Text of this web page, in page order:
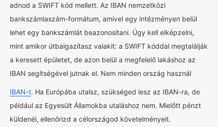
adnod a SWIFT kód mellett. Az IBAN nemzetközi
bankszámlaszám-formátum, amivel egy intézményen belül
lehet egy bankszámlát beazonosítani. Úgy kell elképzelni,
mint amikor útbaigazítasz valakit: a SWIFT kóddal megtalálják
a keresett épületet, de azon belül a megfelelő lakáshoz az
IBAN segítségével jutnak el. Nem minden ország használ
IBAN-t. Ha Európába utalsz, szükséged lesz az IBAN-ra, de
például az Egyesült Államokba utaláshoz nem. Mielőtt pénzt
küldenél, ellenőrizd a célországod követelményeit.